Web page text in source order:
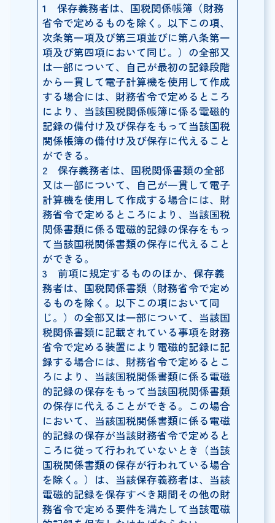
1 保存義務者は、国税関係帳簿（財務
省令で定めるものを除く。以下この項、
次条第一項及び第三項並びに第八条第一
項及び第四項において同じ。）の全部又
は一部について、自己が最初の記録段階
から一貫して電子計算機を使用して作成
する場合には、財務省令で定めるところ
により、当該国税関係帳簿に係る電磁的
記録の備付け及び保存をもって当該国税
関係帳簿の備付け及び保存に代えること
ができる。
2 保存義務者は、国税関係書類の全部
又は一部について、自己が一貫して電子
計算機を使用して作成する場合には、財
務省令で定めるところにより、当該国税
関係書類に係る電磁的記録の保存をもっ
て当該国税関係書類の保存に代えること
ができる。
3 前項に規定するもののほか、保存義
務者は、国税関係書類（財務省令で定め
るものを除く。以下この項において同
じ。）の全部又は一部について、当該国
税関係書類に記載されている事項を財務
省令で定める装置により電磁的記録に記
録する場合には、財務省令で定めるとこ
ろにより、当該国税関係書類に係る電磁
的記録の保存をもって当該国税関係書類
の保存に代えることができる。この場合
において、当該国税関係書類に係る電磁
的記録の保存が当該財務省令で定めると
ころに従って行われていないとき（当該
国税関係書類の保存が行われている場合
を除く。）は、当該保存義務者は、当該
電磁的記録を保存すべき期間その他の財
務省令で定める要件を満たして当該電磁